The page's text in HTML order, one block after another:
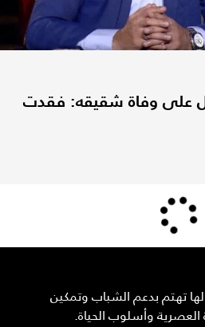
على وفاة شقيقه: فقدت
تهتم بدعم الشباب وتمكين
العصرية وأسلوب الحياة.